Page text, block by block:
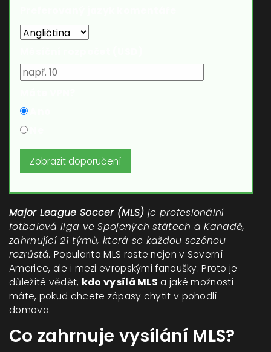
Zobrazit doporučení
Major League Soccer (MLS) je profesionální
fotbalová liga ve Spojených státech a Kanadě,
zahrnující21 týmů, která se každou sezónou
rozrůstá. Popularita MLS roste nejen v Severní
Americe, ale i mezi evropskými fanoušky. Proto je
důležité vědět, kdo vysílá MLS a jaké možnosti
máte, pokud chcete zápasy chytit v pohodlí
domova.
Co zahrnuje vysílání MLS?